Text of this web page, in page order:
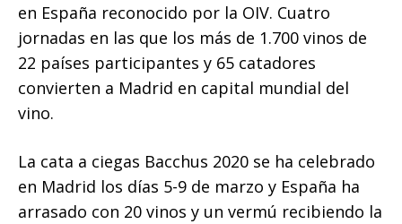
en España reconocido por la OIV. Cuatro
jornadas en las que los más de 1.700 vinos de
22 países participantes y 65 catadores
convierten a Madrid en capital mundial del
vino.
La cata a ciegas Bacchus 2020 se ha celebrado
en Madrid los días 5-9 de marzo y España ha
arrasado con 20 vinos y un vermú recibiendo la